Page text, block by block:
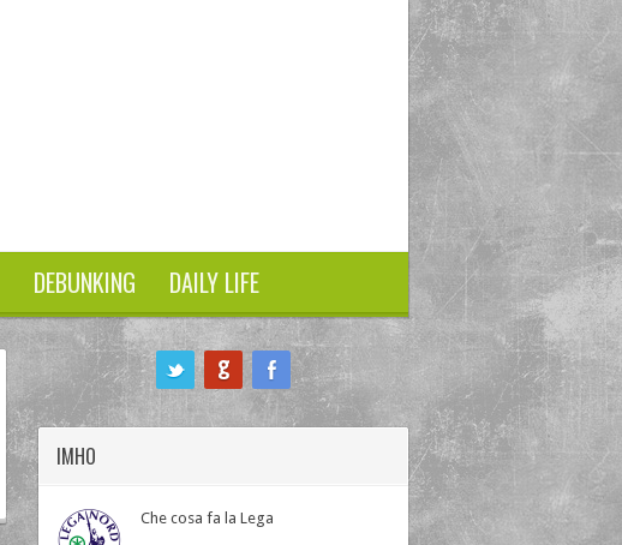
DEBUNKING DAILY LIFE
IMHO
Che cosa fa la Lega